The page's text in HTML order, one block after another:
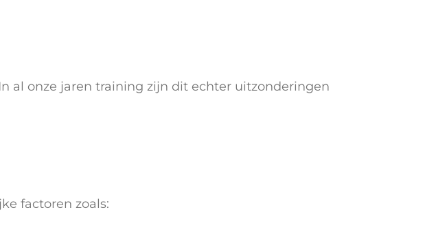
al onze jaren training zijn dit echter uitzonderingen
factoren zoals: